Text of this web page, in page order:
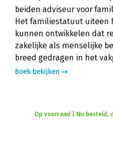
beiden adviseur voor
Het familiestatuut uiteen
kunnen ontwikkelen dat
zakelijke als menselijke
breed gedragen in het
Boek bekijken
Op voorraad | Nu besteld,